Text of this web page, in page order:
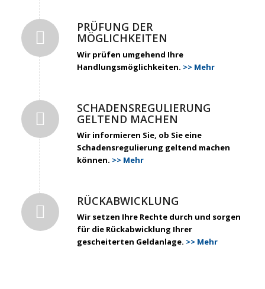
PRÜFUNG DER
MÖGLICHKEITEN
Wir prüfen umgehend Ihre
Handlungsmöglichkeiten. >> Mehr
SCHADENSREGULIERUNG
GELTEND MACHEN
Wir informieren Sie, ob Sie eine
Schadensregulierung geltend machen
können. >> Mehr
RÜCKABWICKLUNG
Wir setzen Ihre Rechte durch und sorgen
für die Rückabwicklung Ihrer
gescheiterten Geldanlage. >> Mehr